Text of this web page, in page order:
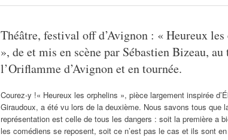
Théâtre, festival off d’Avignon : « Heureux
», de et mis en scène par Sébastien Bizeau, au
l’Oriflamme d’Avignon et en tournée.
Courez-y !« Heureux les orphelins », pièce largement inspirée
Giraudoux, a été vu lors de la deuxième. Nous savons tous que
représentation est celle de tous les dangers : soit la première a
les comédiens se reposent, soit ce n’est pas le cas et ils sont